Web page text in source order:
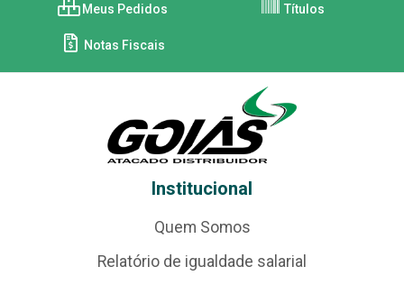
Meus Pedidos Títulos
Notas Fiscais
Institucional
Quem Somos
Relatório de igualdade salarial